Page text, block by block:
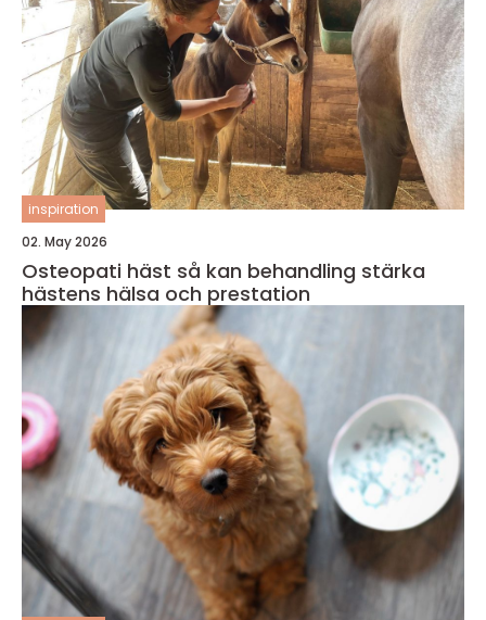
inspiration
02. May 2026
Osteopati häst så kan behandling stärka
hästens hälsa och prestation